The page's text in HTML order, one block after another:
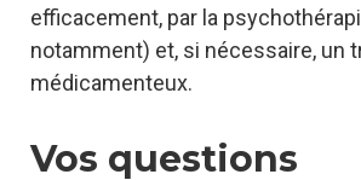
efficacement, par la
notamment) et, si nécessaire, un
médicamenteux.
Vos questions